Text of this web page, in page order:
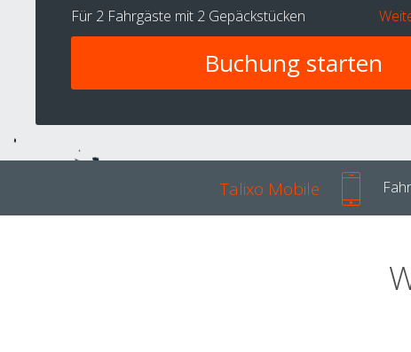
Für 2 Fahrgäste mit 2 Gepäckstücken
Talixo Mobile